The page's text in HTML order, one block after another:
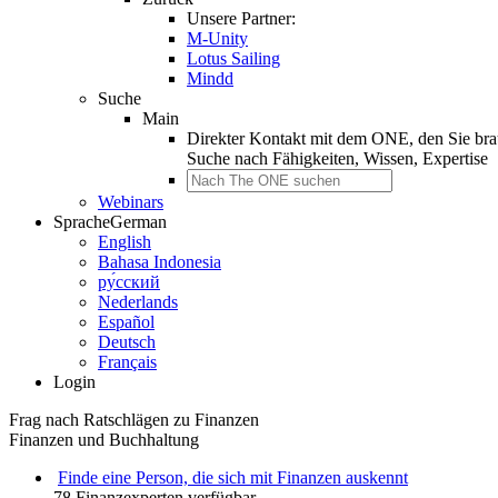
Unsere Partner:
M-Unity
Lotus Sailing
Mindd
Suche
Main
Direkter Kontakt mit dem ONE, den Sie
Suche nach Fähigkeiten, Wissen, Expertise
Webinars
SpracheGerman
English
Bahasa Indonesia
ру́сский
Nederlands
Español
Deutsch
Français
Login
Frag nach Ratschlägen zu Finanzen
Finanzen und Buchhaltung
Finde eine Person, die sich mit Finanzen auskennt